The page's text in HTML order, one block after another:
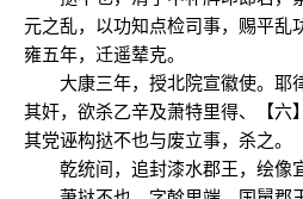
元之乱，以功知点检司事，赐平乱
雍五年，迁遥辇克。
大康三年，授北院宣徽使。耶
其奸，欲杀乙辛及萧特里得、【六
其党诬构挞不也与废立事，杀之。
乾统间，追封漆水郡王，绘像宜